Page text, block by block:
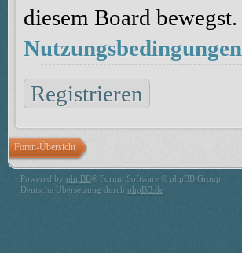
diesem Board bewegst.
Nutzungsbedingungen
Registrieren
Foren-Übersicht
Powered by phpBB® Forum Software © phpBB Group
Deutsche Übersetzung durch phpBB.de